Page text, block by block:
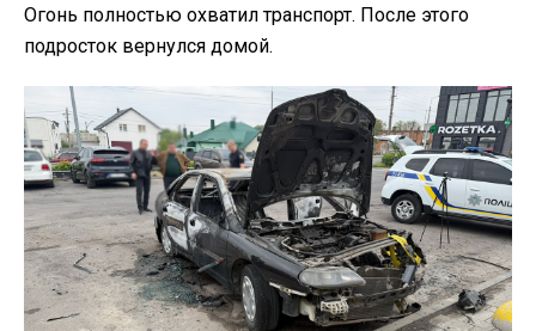
Огонь полностью охватил транспорт. После этого
подросток вернулся домой.